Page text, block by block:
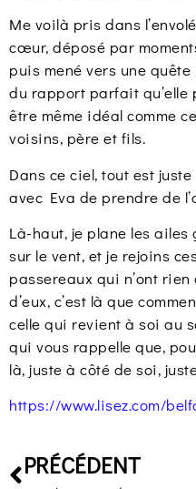
Me voilà pris dans
cœur, déposé par
puis mené vers une quête
du rapport parfait
être même idéal comme
voisins, père et fils.
Dans ce ciel, tout est
avec Eva de prendre de
Là-haut, je plane les
sur le vent, et je rejoins
passereaux qui n’ont
d’eux, c’est là que
celle qui revient à soi au
qui vous rappelle que,
là, juste à côté de soi,
https://www.lisez.com/
PRÉCÉDENT